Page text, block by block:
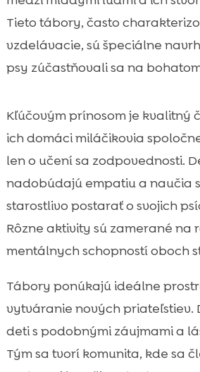
Tieto tábory, často
vzdelávacie, sú špeciálne
psy zúčastňovali sa na
Kľúčovým prínosom je kvalitný
ich domáci miláčikovia
len o učení sa zodpovednosti.
nadobúdajú empatiu a naučia
starostlivo postarať o svojich
Rôzne aktivity sú zamerané na
mentálnych schopností oboch
Tábory ponúkajú ideálne
vytváranie nových priateľstiev.
deti s podobnými záujmami a
Tým sa tvorí komunita, kde sa